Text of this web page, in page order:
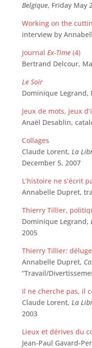
Belgique, Friday May
Working on the
interview by
Journal Ex-Time(4)
Bertrand Delcour,
Le Soir
Dominique Legrand,
Jeux de mots, jeux
Anaël Desablin,
Collages
Claude Lorent, La
December 5, 2007
L’histoire ne s’écrit
Annabelle Dupret,
Thierry Tillier,
Dominique Legrand,
2005
Thierry Tillier:
Annabelle Dupret,
“Travail/
Il ne cherche pas, il
Claude Lorent, La
2003
Lieux et dérives du
Jean-Paul Gavard-